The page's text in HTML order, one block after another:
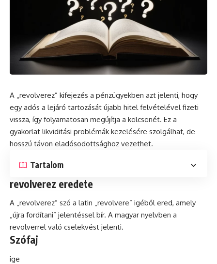
A „revolverez” kifejezés a pénzügyekben azt jelenti, hogy
egy adós a lejáró tartozását újabb hitel felvételével fizeti
vissza, így folyamatosan megújítja a kölcsönét. Ez a
gyakorlat likviditási problémák kezelésére szolgálhat, de
hosszú távon eladósodottsághoz vezethet.
Tartalom
revolverez eredete
A „revolverez” szó a latin „revolvere” igéből ered, amely
„újra fordítani” jelentéssel bír. A magyar nyelvben a
revolverrel való cselekvést jelenti.
Szófaj
ige